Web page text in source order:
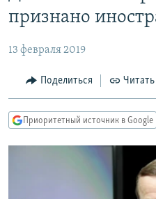
основному
Вернутся
главной
навигации
Вернутся
ПОДКАСТЫ
АВТОРСКИЕ ПРОЕКТЫ
ЦИТАТЫ СВОБОДЫ
МНЕНИЯ
IDEL.РЕАЛИИ
признано
13 февраля 2019
Поделиться Читать
Приоритетный источник в Google